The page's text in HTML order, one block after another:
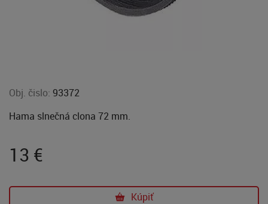
Obj. čislo: 93372
Hama slnečná clona 72 mm.
13 €
Kúpiť